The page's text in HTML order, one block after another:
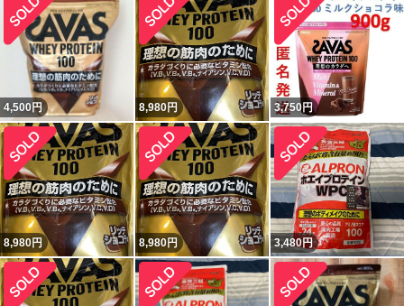
4,500円 8,980円 3,750円
8,980円 8,980円 3,480円